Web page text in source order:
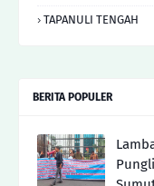
TAPANULI TENGAH
BERITA POPULER